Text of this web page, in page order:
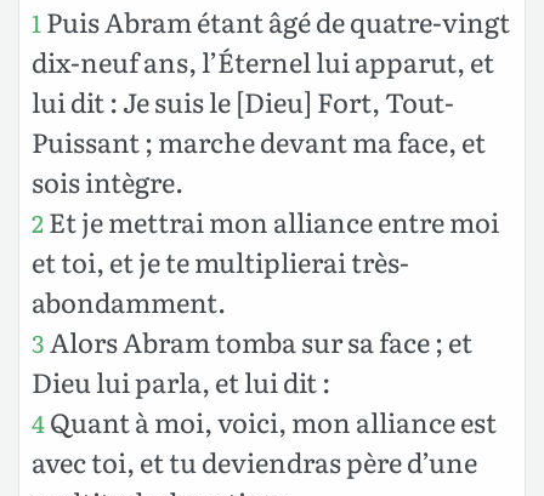
1Puis Abram étant âgé de quatre-vingt
dix-neuf ans, l’Éternel lui apparut, et
lui dit : Je suis le [Dieu] Fort, Tout-
Puissant ; marche devant ma face, et
sois intègre.
2Et je mettrai mon alliance entre moi
et toi, et je te multiplierai très-
abondamment.
3Alors Abram tomba sur sa face ; et
Dieu lui parla, et lui dit :
4Quant à moi, voici, mon alliance est
avec toi, et tu deviendras père d’une